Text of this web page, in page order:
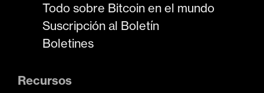
Todo sobre Bitcoin en el mundo
Suscripción al Boletín
Boletines
Recursos